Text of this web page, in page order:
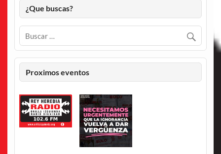
¿Que buscas?
Proximos eventos